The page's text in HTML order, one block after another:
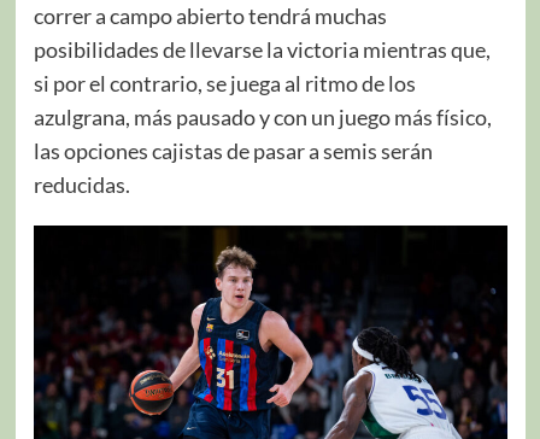
correr a campo abierto tendrá muchas
posibilidades de llevarse la victoria mientras que,
si por el contrario, se juega al ritmo de los
azulgrana, más pausado y con un juego más físico,
las opciones cajistas de pasar a semis serán
reducidas.